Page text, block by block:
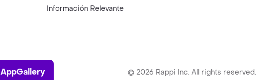
Información Relevante
AppGallery
AppGallery © 2026 Rappi Inc. All rights reserved.